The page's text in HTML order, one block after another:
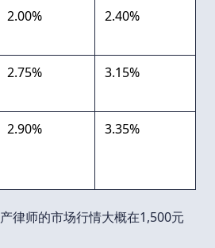
2.00% 2.40%
2.75% 3.15%
2.90% 3.35%
律师的市场行情大概在1,500元